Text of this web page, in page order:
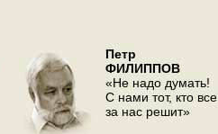
Петр
ФИЛИППОВ
«Не надо думать!
С нами тот, кто все
за нас решит»